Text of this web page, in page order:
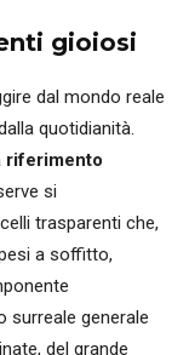
gioiosi
dal mondo reale
quotidianità.
riferimento
si
trasparenti che,
a soffitto,
surreale generale
del grande